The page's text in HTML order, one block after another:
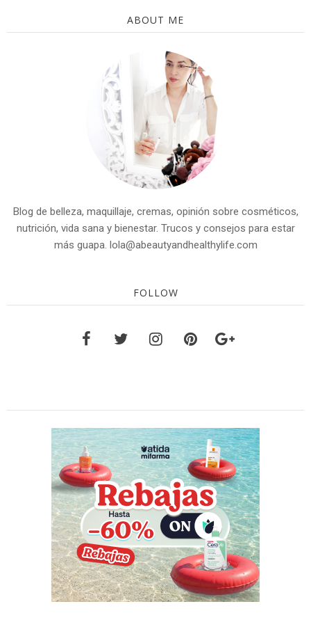
ABOUT ME
Blog de belleza, maquillaje, cremas, opinión sobre cosméticos,
nutrición, vida sana y bienestar. Trucos y consejos para estar
más guapa. lola@abeautyandhealthylife.com
FOLLOW